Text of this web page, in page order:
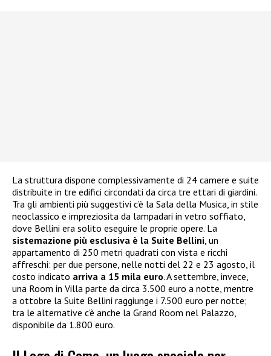
La struttura dispone complessivamente di 24 camere e suite
distribuite in tre edifici circondati da circa tre ettari di giardini.
Tra gli ambienti più suggestivi c’è la Sala della Musica, in stile
neoclassico e impreziosita da lampadari in vetro soffiato,
dove Bellini era solito eseguire le proprie opere. La
sistemazione più esclusiva è la Suite Bellini, un
appartamento di 250 metri quadrati con vista e ricchi
affreschi: per due persone, nelle notti del 22 e 23 agosto, il
costo indicato arriva a 15 mila euro. A settembre, invece,
una Room in Villa parte da circa 3.500 euro a notte, mentre
a ottobre la Suite Bellini raggiunge i 7.500 euro per notte;
tra le alternative c’è anche la Grand Room nel Palazzo,
disponibile da 1.800 euro.